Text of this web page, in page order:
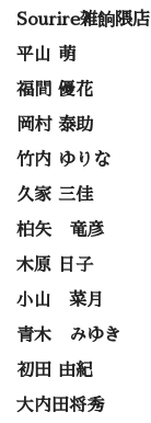
Sourire雑餉隈店
平山 萌
福間 優花
岡村 泰助
竹内 ゆりな
久家 三佳
柏矢 竜彦
木原 日子
小山 菜月
青木 みゆき
初田 由紀
大内田将秀